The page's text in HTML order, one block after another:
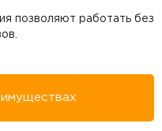
позволяют работать без